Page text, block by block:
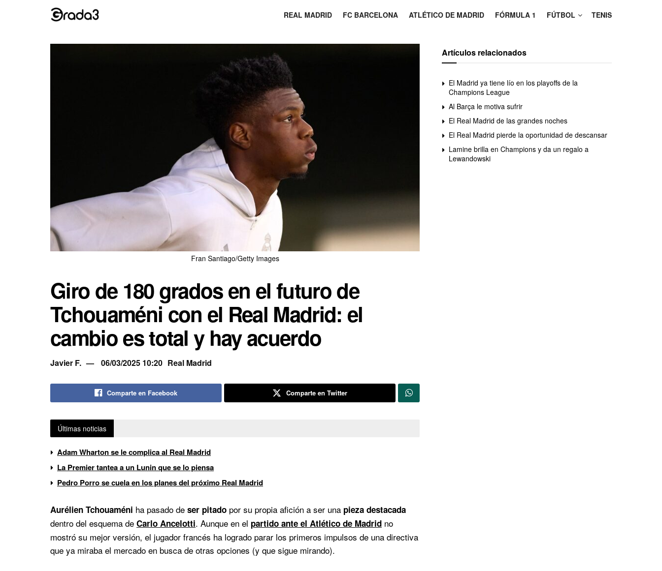
REAL MADRID FC BARCELONA ATLÉTICO DE MADRID FÓRMULA 1 FÚTBOL TENIS
Fran Santiago/Getty Images
Giro de 180 grados en el futuro de
Tchouaméni con el Real Madrid: el
cambio es total y hay acuerdo
Javier F. 06/03/2025 10:20 Real Madrid
Comparte en Facebook Comparte en Twitter
Últimas noticias
Adam Wharton se le complica al Real Madrid
La Premier tantea a un Lunin que se lo piensa
Pedro Porro se cuela en los planes del próximo Real Madrid
Aurélien Tchouaméni ha pasado de ser pitado por su propia afición a ser una pieza destacada
dentro del esquema de Carlo Ancelotti. Aunque en el partido ante el Atlético de Madrid no
mostró su mejor versión, el jugador francés ha logrado parar los primeros impulsos de una directiva
que ya miraba el mercado en busca de otras opciones (y que sigue mirando).
Artículos relacionados
El Madrid ya tiene lío en los playoffs de la
Champions League
Al Barça le motiva sufrir
El Real Madrid de las grandes noches
El Real Madrid pierde la oportunidad de descansar
Lamine brilla en Champions y da un regalo a
Lewandowski